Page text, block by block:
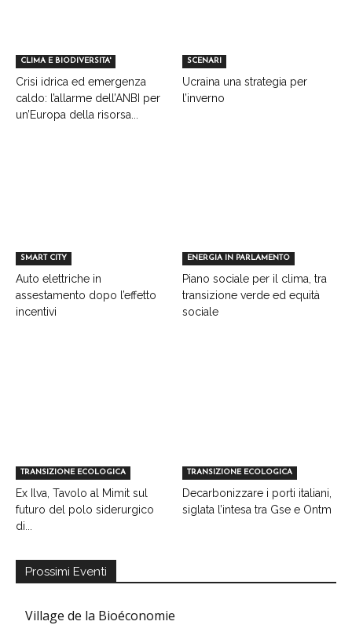
CLIMA E BIODIVERSITA'
Crisi idrica ed emergenza
caldo: l’allarme dell’ANBI per
un’Europa della risorsa...
SCENARI
Ucraina una strategia per
l’inverno
SMART CITY
Auto elettriche in
assestamento dopo l’effetto
incentivi
ENERGIA IN PARLAMENTO
Piano sociale per il clima, tra
transizione verde ed equità
sociale
TRANSIZIONE ECOLOGICA
Ex Ilva, Tavolo al Mimit sul
futuro del polo siderurgico
di...
TRANSIZIONE ECOLOGICA
Decarbonizzare i porti italiani,
siglata l’intesa tra Gse e Ontm
Prossimi Eventi
Village de la Bioéconomie